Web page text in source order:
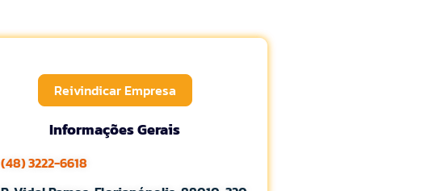
Reivindicar Empresa
Informações Gerais
(48) 3222-6618